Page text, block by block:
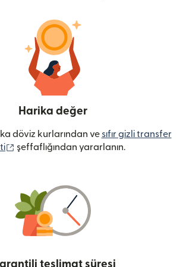
Harika değer
döviz kurlarından ve sıfır gizli transfer
(yeni pencerede açılır)
şeffaflığından yararlanın.
teslimat süresi